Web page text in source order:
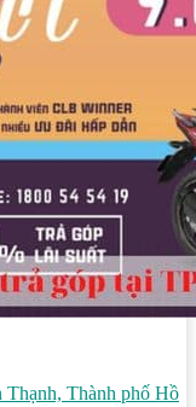
Thành phố Hồ